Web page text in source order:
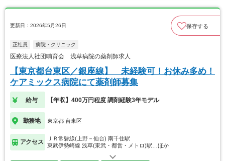
更新日：2026年5月26日 保存する
正社員 病院・クリニック
医療法人社団哺育会 浅草病院の薬剤師求人
【東京都台東区／銀座線】 未経験可！お休み多め！
ケアミックス病院にて薬剤師募集
給与 【年収】400万円程度 調剤経験3年モデル
勤務地 東京都 台東区
アクセス
ＪＲ常磐線(上野－仙台) 南千住駅
東武伊勢崎線 浅草(東武・都営・メトロ)駅…ほか